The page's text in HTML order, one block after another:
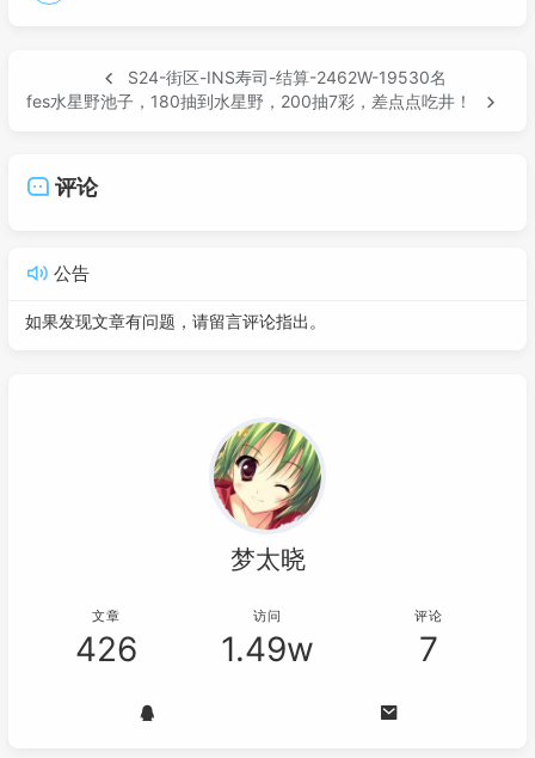
S24-街区-INS寿司-结算-2462W-19530名
fes水星野池子，180抽到水星野，200抽7彩，差点点吃井！
评论
公告
如果发现文章有问题，请留言评论指出。
梦太晓
文章
426
访问
1.49w
评论
7